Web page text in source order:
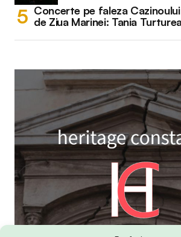
Concerte pe faleza
de Ziua Marinei: Tania